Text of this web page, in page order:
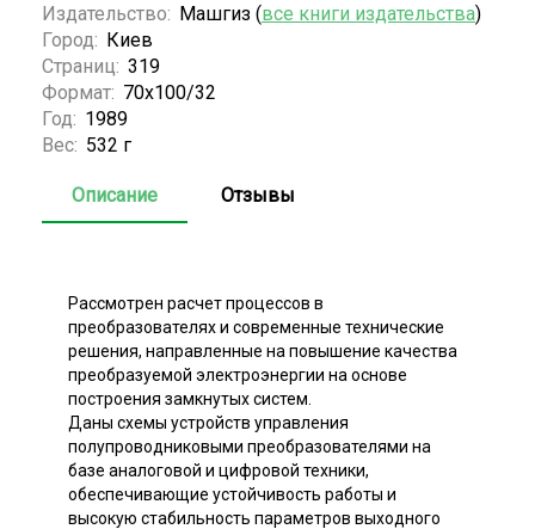
Издательство: Машгиз (все книги издательства)
Город: Киев
Страниц: 319
Формат: 70х100/32
Год: 1989
Вес: 532 г
Описание Отзывы
Рассмотрен расчет процессов в
преобразователях и современные технические
решения, направленные на повышение качества
преобразуемой электроэнергии на основе
построения замкнутых систем.
Даны схемы устройств управления
полупроводниковыми преобразователями на
базе аналоговой и цифровой техники,
обеспечивающие устойчивость работы и
высокую стабильность параметров выходного